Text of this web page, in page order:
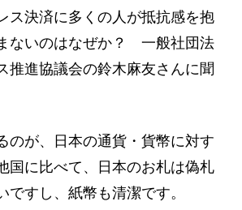
ス決済に多くの人が抵抗感を抱
ないのはなぜか？ 一般社団法
推進協議会の鈴木麻友さんに聞
のが、日本の通貨・貨幣に対す
国に比べて、日本のお札は偽札
ですし、紙幣も清潔です。